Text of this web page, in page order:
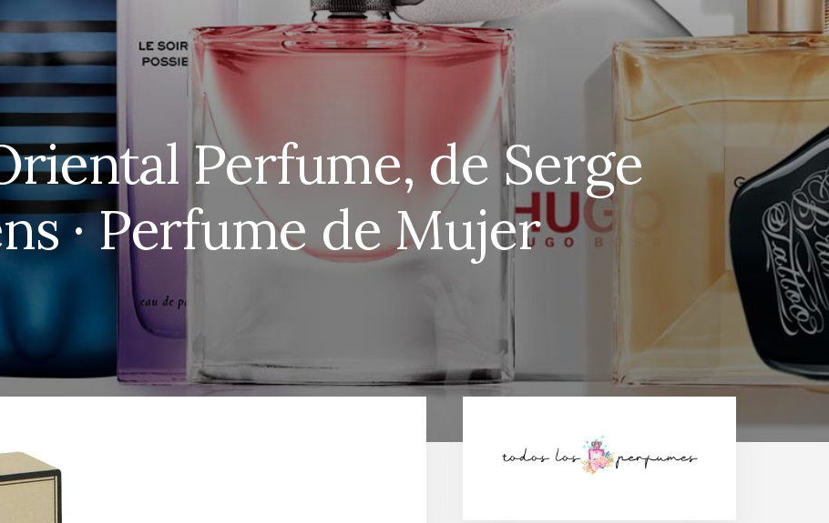
Perfume, de Serge
· Perfume de Mujer
lateral